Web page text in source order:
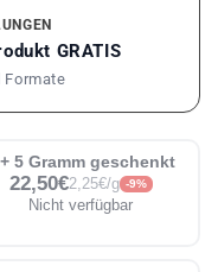
GRATIS
Formate
5 Gramm geschenkt
22,50€2,25€/g -9%
Nicht verfügbar